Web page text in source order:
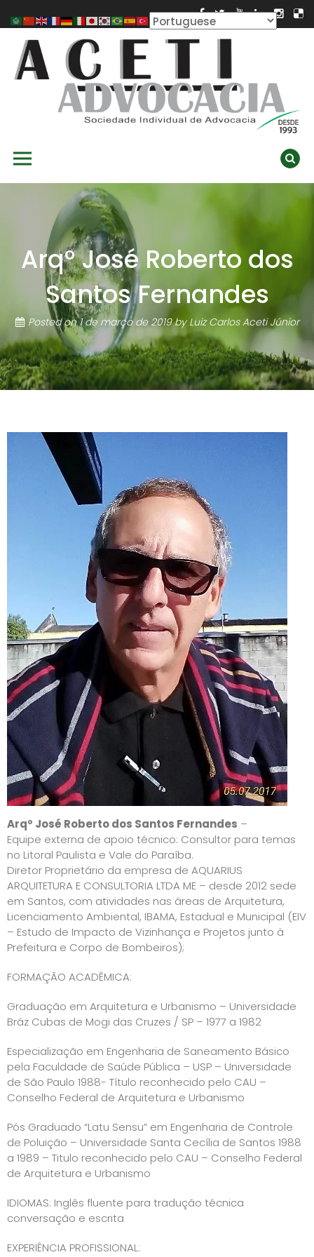
to
content
Arqº José Roberto dos
Santos Fernandes
Posted on1 de março de 2019byLuiz Carlos Aceti Júnior
Arqº José Roberto dos Santos Fernandes –
Equipe externa de apoio técnico: Consultor para temas
no Litoral Paulista e Vale do Paraíba.
Diretor Proprietário da empresa de AQUARIUS
ARQUITETURA E CONSULTORIA LTDA ME – desde 2012 sede
em Santos, com atividades nas áreas de Arquitetura,
Licenciamento Ambiental, IBAMA, Estadual e Municipal (EIV
– Estudo de Impacto de Vizinhança e Projetos junto à
Prefeitura e Corpo de Bombeiros);
FORMAÇÃO ACADÊMICA:
Graduação em Arquitetura e Urbanismo – Universidade
Bráz Cubas de Mogi das Cruzes / SP – 1977 a 1982
Especialização em Engenharia de Saneamento Básico
pela Faculdade de Saúde Pública – USP – Universidade
de São Paulo 1988- Título reconhecido pelo CAU –
Conselho Federal de Arquitetura e Urbanismo
Pós Graduado “Latu Sensu” em Engenharia de Controle
de Poluição – Universidade Santa Cecília de Santos 1988
a 1989 – Titulo reconhecido pelo CAU – Conselho Federal
de Arquitetura e Urbanismo
IDIOMAS: Inglês fluente para tradução técnica
conversação e escrita
EXPERIÊNCIA PROFISSIONAL: